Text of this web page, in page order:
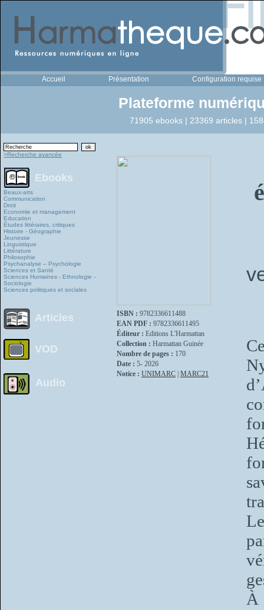
Accueil Présentation Configuration requise
Plateforme
71905 ebooks | 23369 articles |
>Recherche avancée
Ebooks
Beaux-arts
Communication
Droit
Economie et management
Education
Études littéraires, critiques
Histoire - Géographie
Jeunesse
Linguistique
Littérature
Philosophie
Psychanalyse – Psychologie
Sciences et Santé
Sciences Humaines - Ethnologie -
Sociologie
Sciences politiques et sociales
Articles
VOD
Audio
ISBN : 9782336611488
EAN PDF : 9782336611495
Éditeur : Editions L'Harmattan
Collection : Harmattan Guinée
Nombre de pages : 170
Date : 5- 2026
Notice : UNIMARC MARC21
À